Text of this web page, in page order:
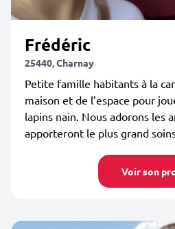
Frédéric
25440, Charnay
Petite famille habitants à la
maison et de l’espace pour
lapins nain. Nous adorons les
apporteront le plus grand
Voir son